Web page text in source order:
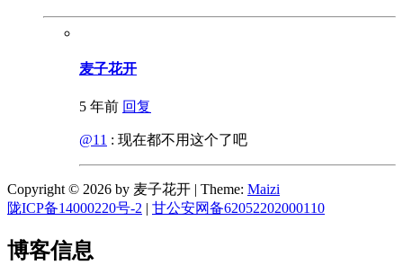
麦子花开
5 年前 回复
@11 : 现在都不用这个了吧
Copyright © 2026 by 麦子花开 | Theme: Maizi
陇ICP备14000220号-2 | 甘公安网备62052202000110
博客信息